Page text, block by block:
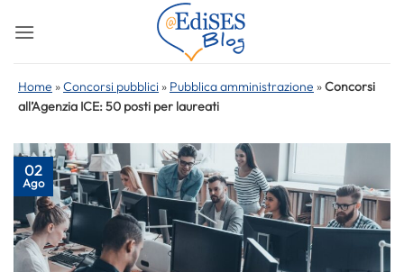
Home »Concorsi pubblici » Pubblica amministrazione »Concorsi
all’Agenzia ICE: 50 posti per laureati
02
Ago